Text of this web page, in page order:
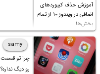
آموزش حذف کیبوردهای
اضافی در ویندوز ۱۰ از تمام
بخش‌ها
samy
رو دیگ نداره؟